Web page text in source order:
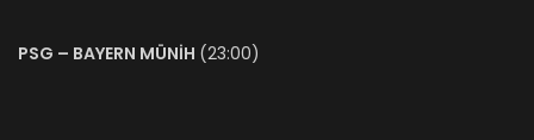
PSG – BAYERN MÜNİH (23:00)